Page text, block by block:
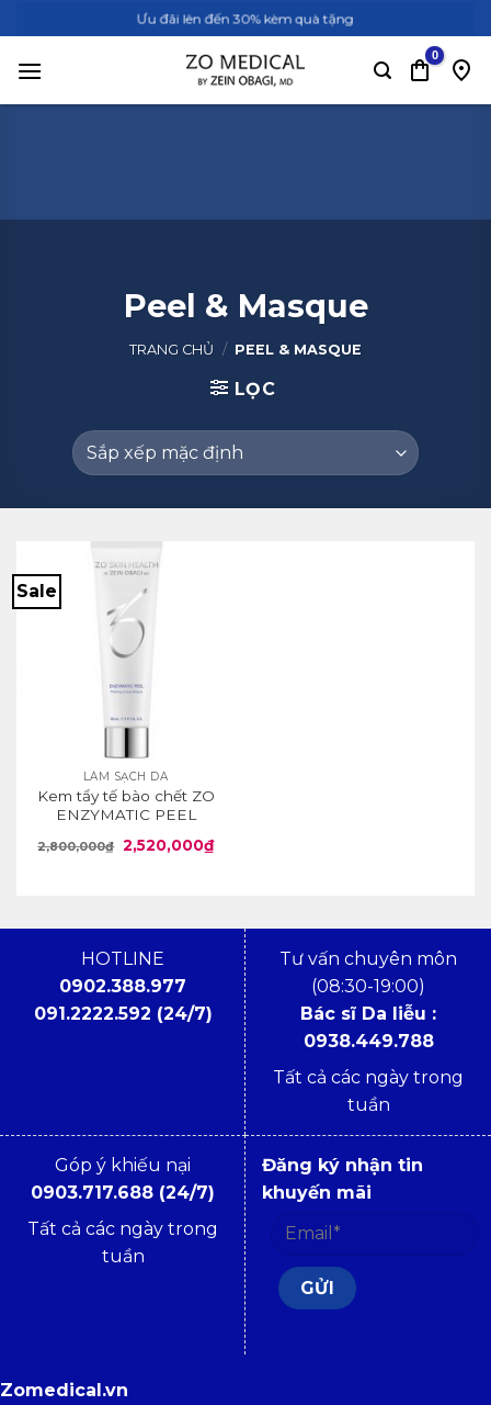
qua
nội
Ưu đãi lên đến 30% kèm quà tặng
Peel & Masque
TRANG CHỦ / PEEL & MASQUE
LỌC
Sale
LÀM SẠCH DA
Kem tẩy tế bào chết ZO
ENZYMATIC PEEL
2,800,000₫ Giá
gốc
2,520,000₫Giá
hiện
HOTLINE
0902.388.977
091.2222.592 (24/7)
Tư vấn chuyên môn
(08:30-19:00)
Bác sĩ Da liễu :
0938.449.788
Tất cả các ngày trong
tuần
Góp ý khiếu nại
0903.717.688 (24/7)
Tất cả các ngày trong
tuần
Đăng ký nhận tin
khuyến mãi
Zomedical.vn